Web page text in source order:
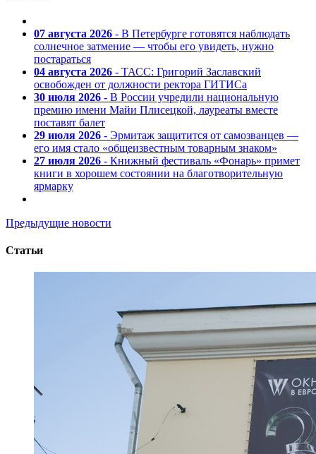
07 августа 2026 - В Петербурге готовятся наблюдать
солнечное затмение — чтобы его увидеть, нужно
постараться
04 августа 2026 - ТАСС: Григорий Заславский
освобожден от должности ректора ГИТИСа
30 июля 2026 - В России учредили национальную
премию имени Майи Плисецкой, лауреаты вместе
поставят балет
29 июля 2026 - Эрмитаж защитится от самозванцев —
его имя стало «общеизвестным товарным знаком»
27 июля 2026 - Книжный фестиваль «Фонарь» примет
книги в хорошем состоянии на благотворительную
ярмарку
Предыдущие новости
Статьи